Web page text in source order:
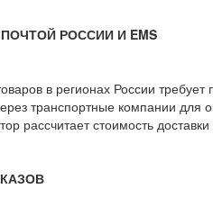
ПОЧТОЙ РОССИИ И EMS
в регионах России
транспортные компании
рассчитает стоимость